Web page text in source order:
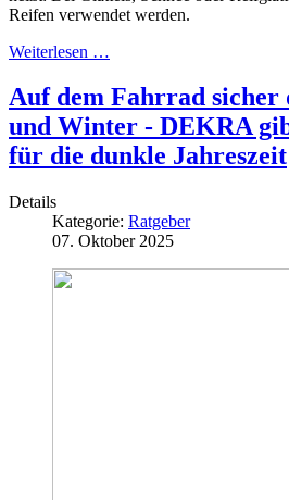
Reifen verwendet werden.
Weiterlesen …
Auf dem Fahrrad sicher
und Winter - DEKRA
für die dunkle Jahreszeit
Details
Kategorie: Ratgeber
07. Oktober 2025